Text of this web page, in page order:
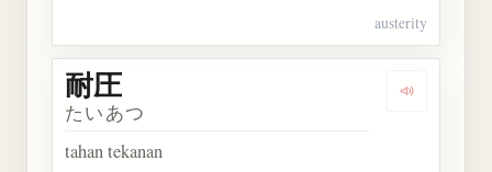
austerity
Dengarkan
耐圧
たいあつ
tahan tekanan